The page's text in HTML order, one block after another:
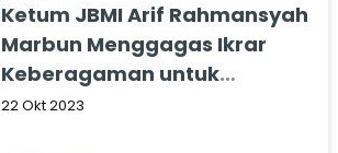
Ketum JBMI Arif Rahmansyah
Marbun Menggagas Ikrar
Keberagaman untuk
Nusantara
22 Okt 2023